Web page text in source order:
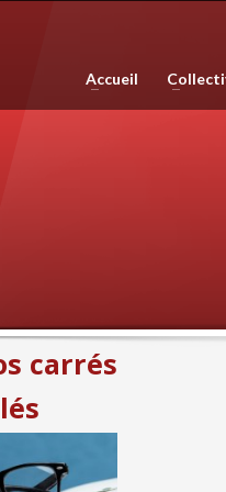
les plans de ville,
de haute qualité.
Accueil
carrés